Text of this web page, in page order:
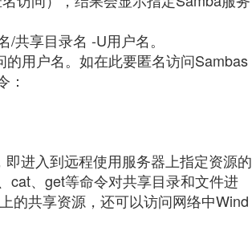
共享目录名 -U用户名。
用户名。如在此要匿名访问Sambas
：
进入到远程使用服务器上指定资源的
cat、get等命令对共享目录和文件进
的共享资源，还可以访问网络中Wind